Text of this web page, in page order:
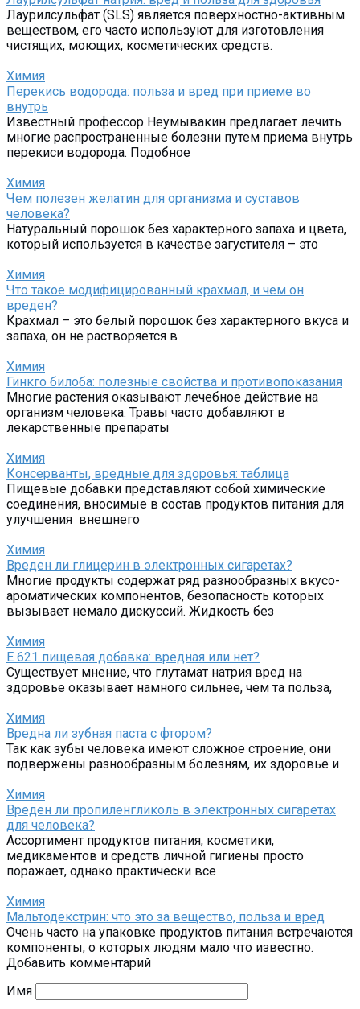
Лаурилсульфат (SLS) является поверхностно-активным
веществом, его часто используют для изготовления
чистящих, моющих, косметических средств.
Химия
Перекись водорода: польза и вред при приеме во
внутрь
Известный профессор Неумывакин предлагает лечить
многие распространенные болезни путем приема внутрь
перекиси водорода. Подобное
Химия
Чем полезен желатин для организма и суставов
человека?
Натуральный порошок без характерного запаха и цвета,
который используется в качестве загустителя – это
Химия
Что такое модифицированный крахмал, и чем он
вреден?
Крахмал – это белый порошок без характерного вкуса и
запаха, он не растворяется в
Химия
Гинкго билоба: полезные свойства и противопоказания
Многие растения оказывают лечебное действие на
организм человека. Травы часто добавляют в
лекарственные препараты
Химия
Консерванты, вредные для здоровья: таблица
Пищевые добавки представляют собой химические
соединения, вносимые в состав продуктов питания для
улучшения внешнего
Химия
Вреден ли глицерин в электронных сигаретах?
Многие продукты содержат ряд разнообразных вкусо-
ароматических компонентов, безопасность которых
вызывает немало дискуссий. Жидкость без
Химия
Е 621 пищевая добавка: вредная или нет?
Существует мнение, что глутамат натрия вред на
здоровье оказывает намного сильнее, чем та польза,
Химия
Вредна ли зубная паста с фтором?
Так как зубы человека имеют сложное строение, они
подвержены разнообразным болезням, их здоровье и
Химия
Вреден ли пропиленгликоль в электронных сигаретах
для человека?
Ассортимент продуктов питания, косметики,
медикаментов и средств личной гигиены просто
поражает, однако практически все
Химия
Мальтодекстрин: что это за вещество, польза и вред
Очень часто на упаковке продуктов питания встречаются
компоненты, о которых людям мало что известно.
Добавить комментарий
Имя